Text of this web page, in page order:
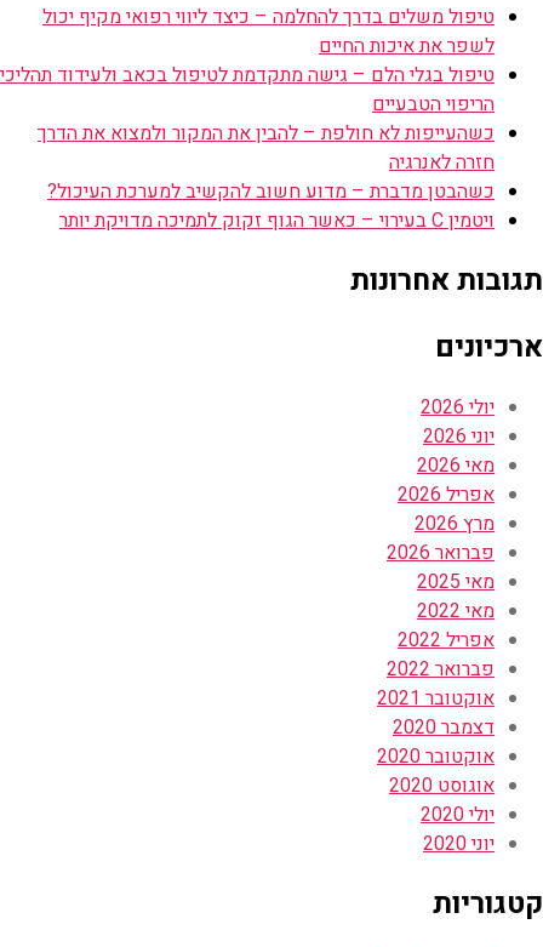
טיפול משלים בדרך להחלמה – כיצד ליווי רפואי מקיף יכול
לשפר את איכות החיים
טיפול בגלי הלם – גישה מתקדמת לטיפול בכאב ולעידוד תהליכי
הריפוי הטבעיים
כשהעייפות לא חולפת – להבין את המקור ולמצוא את הדרך
חזרה לאנרגיה
כשהבטן מדברת – מדוע חשוב להקשיב למערכת העיכול?
ויטמין C בעירוי – כאשר הגוף זקוק לתמיכה מדויקת יותר
תגובות אחרונות
ארכיונים
יולי 2026
יוני 2026
מאי 2026
אפריל 2026
מרץ 2026
פברואר 2026
מאי 2025
מאי 2022
אפריל 2022
פברואר 2022
אוקטובר 2021
דצמבר 2020
אוקטובר 2020
אוגוסט 2020
יולי 2020
יוני 2020
קטגוריות